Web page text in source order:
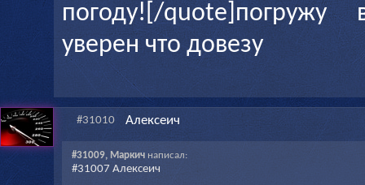
погоду![/
уверен что довезу
#31010 Алексеич
#31009, Маркичнаписал:
#31007 Алексеич